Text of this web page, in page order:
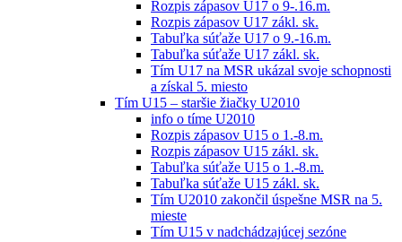
Rozpis zápasov U17 o 9-.16.m.
Rozpis zápasov U17 zákl. sk.
Tabuľka súťaže U17 o 9.-16.m.
Tabuľka súťaže U17 zákl. sk.
Tím U17 na MSR ukázal svoje schopnosti
a získal 5. miesto
Tím U15 – staršie žiačky U2010
info o tíme U2010
Rozpis zápasov U15 o 1.-8.m.
Rozpis zápasov U15 zákl. sk.
Tabuľka súťaže U15 o 1.-8.m.
Tabuľka súťaže U15 zákl. sk.
Tím U2010 zakončil úspešne MSR na 5.
mieste
Tím U15 v nadchádzajúcej sezóne